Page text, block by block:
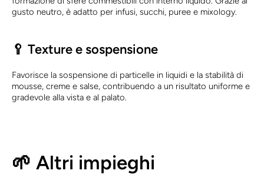
gusto neutro, è adatto per infusi, succhi, puree e mixology.
🥄 Texture e sospensione
Favorisce la sospensione di particelle in liquidi e la stabilità di
mousse, creme e salse, contribuendo a un risultato uniforme e
gradevole alla vista e al palato.
🌱 Altri impieghi